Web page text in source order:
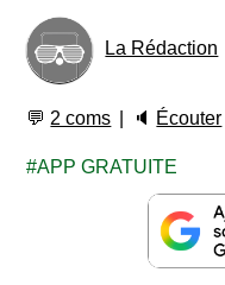
La Rédaction
💬 2 coms 🔈 Écouter
APP GRATUITE